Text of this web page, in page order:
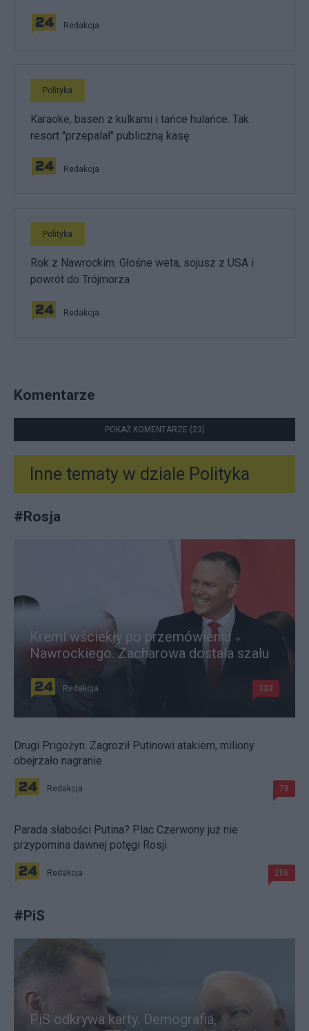
Redakcja
Polityka
Karaoke, basen z kulkami i tańce hulańce. Tak
resort "przepalał" publiczną kasę
Redakcja
Polityka
Rok z Nawrockim. Głośne weta, sojusz z USA i
powrót do Trójmorza
Redakcja
Komentarze
POKAŻ KOMENTARZE (23)
Inne tematy w dziale Polityka
#Rosja
Kreml wściekły po przemówieniu
Nawrockiego. Zacharowa dostała szału
Redakcja 333
Drugi Prigożyn. Zagroził Putinowi atakiem, miliony
obejrzało nagranie
Redakcja 78
Parada słabości Putina? Plac Czerwony już nie
przypomina dawnej potęgi Rosji
Redakcja 206
#PiS
PiS odkrywa karty. Demografia,